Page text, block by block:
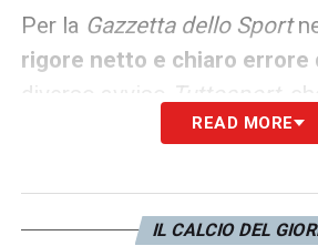
Per la Gazzetta dello Sport
rigore netto e chiaro errore
diverso avviso
Tuttosport,
giusto lasciar correre,
contatto dubbio, la
poteva esserci come
READ MORE
IL CALCIO DEL